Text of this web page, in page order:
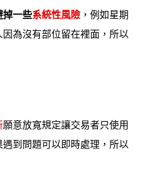
掉一些系統性風險 ，例如星期
為沒有部位留在裡面，所以
願意放寬規定讓交易者只使用
到問題可以即時處理，所以